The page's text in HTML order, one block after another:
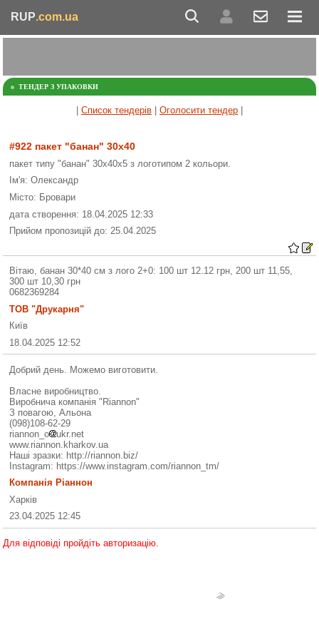
RUP.com.ua
ТЕНДЕР З УПАКОВКИ
Список тендерів Оголосити тендер
#922 пакет "банан" 30х40
пакет типу "банан" 30х40х5 з логотипом 2 кольори.
Ім'я: Олександр
Місто: Бровари
дата створення: 18.04.2025 12:33
Прийом пропозицій до: 25.04.2025
Вітаю, банан 30*40 см з лого 2+0: 100 шт 12.12 грн, 200 шт 11,55,
300 шт 10,30 грн
0682369284
ТОВ "Друкарня"
Київ
18.04.2025 12:52
Добрий день. Можемо виготовити.
Власне виробництво.
Виробнича компанія "Riannon"
З повагою, Альона
(098)108-62-29
riannon_o
ukr.net
www.riannon.kharkov.ua
Наші зразки: http://riannon.biz/
Instagram: https://www.instagram.com/riannon_tm/
Компанія Ріаннон
Харків
23.04.2025 12:45
Для відповіді пройдіть авторизацію.